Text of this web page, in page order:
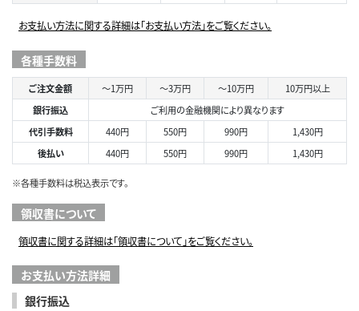
お支払い方法に関する詳細は「お支払い方法」をご覧ください。
各種手数料
ご注文金額 ～1万円 ～3万円 ～10万円
10万円以上
銀行振込
ご利用の金融機関により異なります
代引手数料
440円 550円 990円
1,430円
後払い
440円 550円 990円 1,430円
※各種手数料は税込表示です。
領収書について
領収書に関する詳細は「領収書について」をご覧ください。
お支払い方法詳細
銀行振込